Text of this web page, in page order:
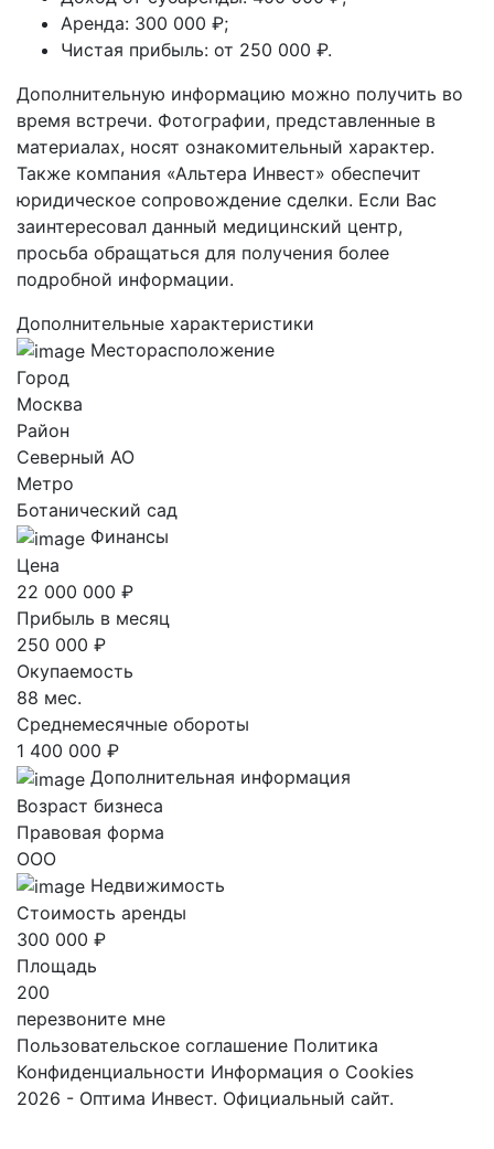
Аренда: 300 000 ₽;
Чистая прибыль: от 250 000 ₽.
Дополнительную информацию можно получить во
время встречи. Фотографии, представленные в
материалах, носят ознакомительный характер.
Также компания «Альтера Инвест» обеспечит
юридическое сопровождение сделки. Если Вас
заинтересовал данный медицинский центр,
просьба обращаться для получения более
подробной информации.
Дополнительные характеристики
Месторасположение
Город
Москва
Район
Северный AO
Метро
Ботанический сад
Финансы
Цена
22 000 000 ₽
Прибыль в месяц
250 000 ₽
Окупаемость
88 мес.
Среднемесячные обороты
1 400 000 ₽
Дополнительная информация
Возраст бизнеса
Правовая форма
ООО
Недвижимость
Стоимость аренды
300 000 ₽
Площадь
200
перезвоните мне
Пользовательское соглашение Политика
Конфиденциальности Информация о Cookies
2026 - Оптима Инвест. Официальный сайт.